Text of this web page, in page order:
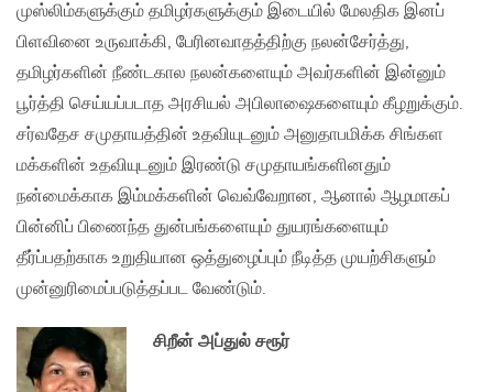
முஸ்லிம்களுக்கும் தமிழர்களுக்கும் இடையில் மேலதிக இனப்
பிளவினை உருவாக்கி, பேரினவாதத்திற்கு நலன்சேர்த்து,
தமிழர்களின் நீண்டகால நலன்களையும் அவர்களின் இன்னும்
பூர்த்தி செய்யப்படாத அரசியல் அபிலாஷைகளையும் கீழறுக்கும்.
சர்வதேச சமுதாயத்தின் உதவியுடனும் அனுதாபமிக்க சிங்கள
மக்களின் உதவியுடனும் இரண்டு சமுதாயங்களினதும்
நன்மைக்காக இம்மக்களின் வெவ்வேறான, ஆனால் ஆழமாகப்
பின்னிப் பிணைந்த துன்பங்களையும் துயரங்களையும்
தீர்ப்பதற்காக உறுதியான ஒத்துழைப்பும் நீடித்த முயற்சிகளும்
முன்னுரிமைப்படுத்தப்பட வேண்டும்.
சிறீன் அப்துல் சரூர்